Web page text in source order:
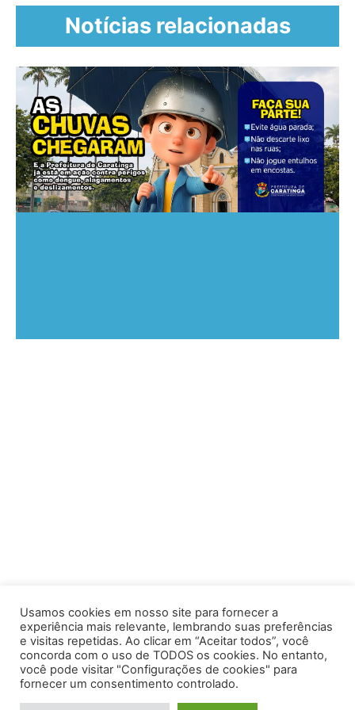
Notícias relacionadas
Av. Prof. Armando Alves da Silva, nº 1950 - Zacarias,
Caratinga - MG - 35302-403 / Tel: (33) 3329 8000
Usamos cookies em nosso site para fornecer a
experiência mais relevante, lembrando suas preferências
e visitas repetidas. Ao clicar em “Aceitar todos”, você
concorda com o uso de TODOS os cookies. No entanto,
você pode visitar "Configurações de cookies" para
fornecer um consentimento controlado.